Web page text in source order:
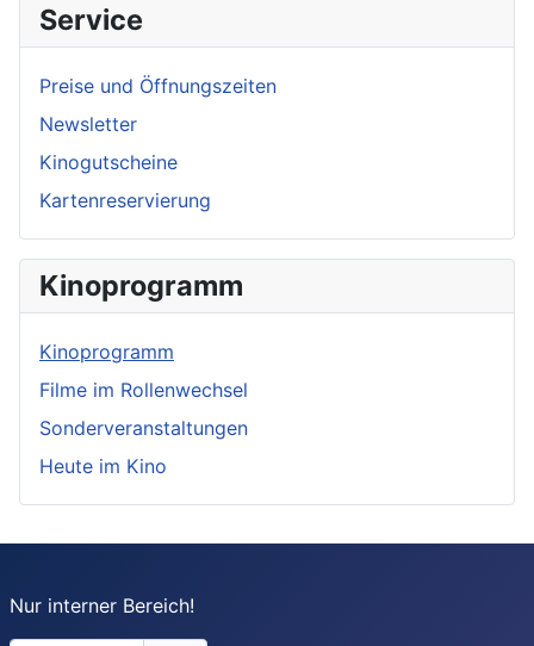
Service
Preise und Öffnungszeiten
Newsletter
Kinogutscheine
Kartenreservierung
Kinoprogramm
Kinoprogramm
Filme im Rollenwechsel
Sonderveranstaltungen
Heute im Kino
Nur interner Bereich!